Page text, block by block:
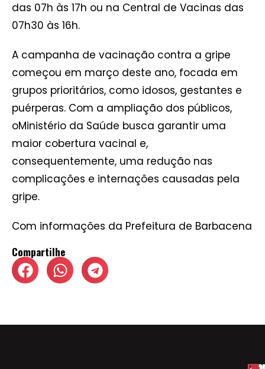
das 07h às 17h ou na Central de Vacinas das
07h30 às 16h.
A campanha de vacinação contra a gripe
começou em março deste ano, focada em
grupos prioritários, como idosos, gestantes e
puérperas. Com a ampliação dos públicos,
oMinistério da Saúde busca garantir uma
maior cobertura vacinal e,
consequentemente, uma redução nas
complicações e internações causadas pela
gripe.
Com informações da Prefeitura de Barbacena
Compartilhe